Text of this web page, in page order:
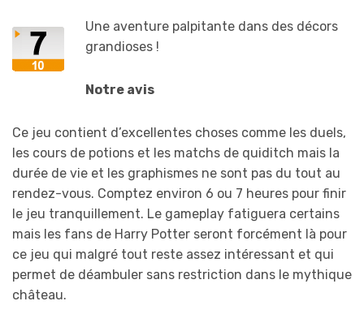
Une aventure palpitante dans des décors
grandioses !
Notre avis
Ce jeu contient d’excellentes choses comme les duels,
les cours de potions et les matchs de quiditch mais la
durée de vie et les graphismes ne sont pas du tout au
rendez-vous. Comptez environ 6 ou 7 heures pour finir
le jeu tranquillement. Le gameplay fatiguera certains
mais les fans de Harry Potter seront forcément là pour
ce jeu qui malgré tout reste assez intéressant et qui
permet de déambuler sans restriction dans le mythique
château.